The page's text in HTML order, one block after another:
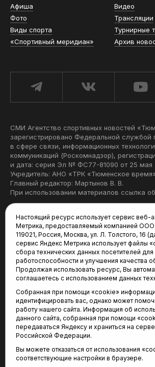
Афиша
Видео
Фото
Трансляции
Виды спорта
Турнирные
«Спортивный меридиан»
Архив
СМИ Агентство спортивных новостей
зарегистрировано Федеральной службой
в сфере связи, информационных
коммуникаций (Роскомнадзор),
и дата: серия Эл № ФС77-81090 от 25 мая
Учредитель: АНО «ТРК «Тюменское
Главный редактор: Мартынов В. В.
При использовании материалов ссылка
Редакция:
625035, Тюмень, пр. Геологоразведчиков,
(3452) 68-22-28
tum-arena@mail.ru
Отдел продаж:
(3452) 68-89-78
kotovaev@sibinformburo.ru
Настоящий ресурс использует сервис веб-
Метрика, предоставляемый компанией
119021, Россия, Москва, ул. Л. Толстого, 16
сервис Яндекс Метрика использует файлы
сбора технических данных посетителей
работоспособности и улучшения качества
Продолжая использовать ресурс, Вы
соглашаетесь с использованием данных
Собранная при помощи «cookie»
идентифицировать вас, однако может
работу нашего сайта. Информация об
данного сайта, собранная при помощи
передаваться Яндексу и храниться на
Российской Федерации.
Вы можете отказаться от использования
соответствующие настройки в браузере.